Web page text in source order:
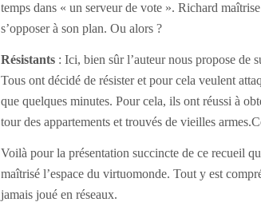
temps dans « un serveur de vote ». Richard
s’opposer à son plan. Ou alors ?
Résistants : Ici, bien sûr l’auteur nous propose de
Tous ont décidé de résister et pour cela veulent
que quelques minutes. Pour cela, ils ont réussi à
tour des appartements et trouvés de vieilles
Voilà pour la présentation succincte de ce recueil
maîtrisé l’espace du virtuomonde. Tout y est
jamais joué en réseaux.